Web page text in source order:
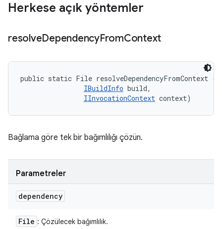
Herkese açık yöntemler
resolveDependencyFromContext
public static File resolveDependencyFromContext
IBuildInfo build,
IInvocationContext context)
Bağlama göre tek bir bağımlılığı çözün.
Parametreler
dependency
File : Çözülecek bağımlılık.